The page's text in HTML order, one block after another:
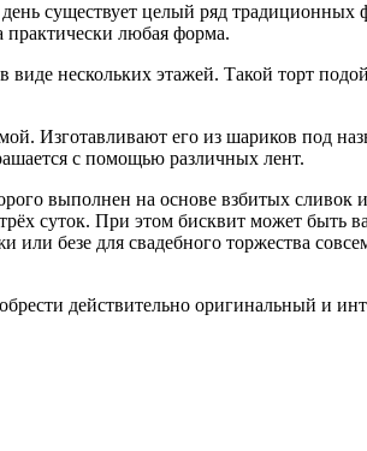
существует целый ряд традиционных
практически любая форма.
нескольких этажей. Такой торт
Изготавливают его из шариков под
с помощью различных лент.
выполнен на основе взбитых сливок
суток. При этом бисквит может быть
безе для свадебного торжества
действительно оригинальный и